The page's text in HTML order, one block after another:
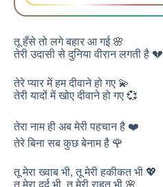
तू हँसे तो लगे बहार आ गई 🌸
तेरी उदासी से दुनिया वीरान लगती है 💔
तेरे प्यार में हम दीवाने हो गए 💫
तेरी यादों में खोए दीवाने हो गए 💞
तेरा नाम ही अब मेरी पहचान है ❤️
तेरे बिना सब कुछ बेनाम है 🌹
तू मेरा ख्वाब भी, तू मेरी हकीकत भी 💖
तू मेरा दर्द भी, तू मेरी राहत भी 🌸